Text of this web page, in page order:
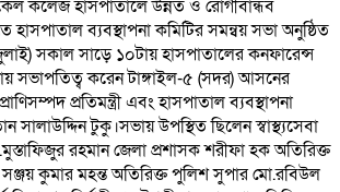
কলেজ হাসপাতালে উন্নত ও রোগীবান্ধব
হাসপাতাল ব্যবস্থাপনা কমিটির সমন্বয় সভা অনুষ্ঠিত
সকাল সাড়ে ১০টায় হাসপাতালের কনফারেন্স
করেন টাঙ্গাইল-৫ (সদর) আসনের
প্রতিমন্ত্রী এবং হাসপাতাল ব্যবস্থাপনা
টুকু।সভায় উপস্থিত ছিলেন স্বাস্থ্যসেবা
রহমান জেলা প্রশাসক শরীফা হক অতিরিক্ত
সঞ্জয় কুমার মহন্ত অতিরিক্ত পুলিশ সুপার মো.রবিউল